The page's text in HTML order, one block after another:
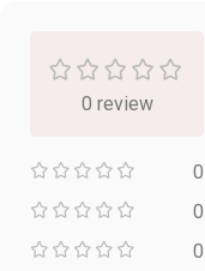
0 review
0
0
0